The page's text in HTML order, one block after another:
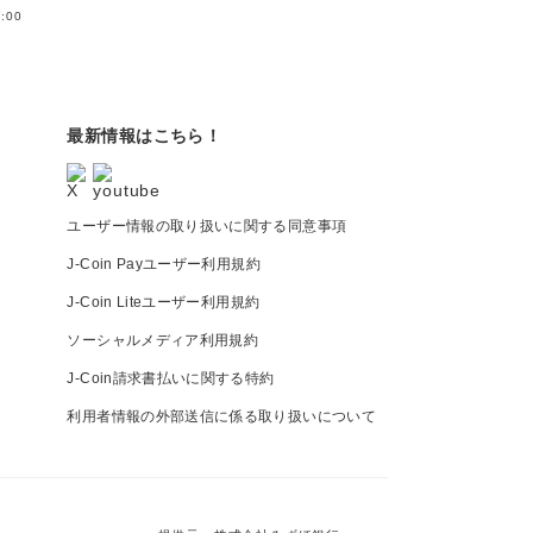
最新情報はこちら！
ユーザー情報の取り扱いに関する同意事項
J-Coin Payユーザー利用規約
J-Coin Liteユーザー利用規約
ソーシャルメディア利用規約
J-Coin請求書払いに関する特約
利用者情報の外部送信に係る取り扱いについて